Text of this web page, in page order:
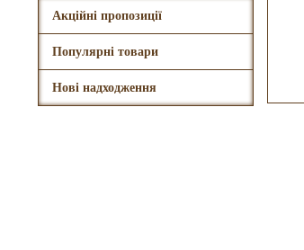
Акційні пропозиції
Популярні товари
Нові надходження